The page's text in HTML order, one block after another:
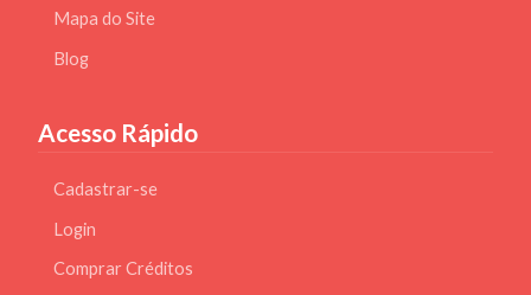
Mapa do Site
Blog
Acesso Rápido
Cadastrar-se
Login
Comprar Créditos